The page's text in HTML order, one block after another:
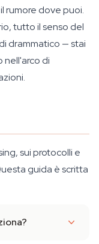
rumore dove puoi.
tutto il senso del
drammatico — stai
nell'arco di
sui protocolli e
guida è scritta